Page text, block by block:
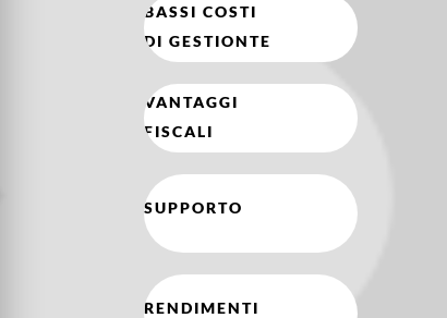
BASSI COSTI
DI GESTIONTE
VANTAGGI
FISCALI
SUPPORTO
RENDIMENTI